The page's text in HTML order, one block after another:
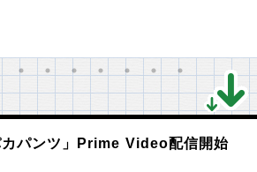
カパンツ」Prime Video配信開始